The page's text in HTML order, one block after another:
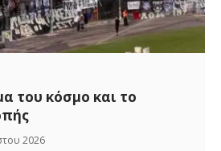
του κόσμο και το
2026